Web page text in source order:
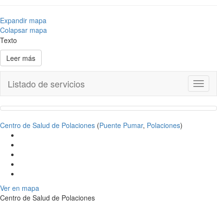
Expandir mapa
Colapsar mapa
Texto
Leer más
Listado de servicios
Centro de Salud de Polaciones (Puente Pumar, Polaciones)
Ver en mapa
Centro de Salud de Polaciones